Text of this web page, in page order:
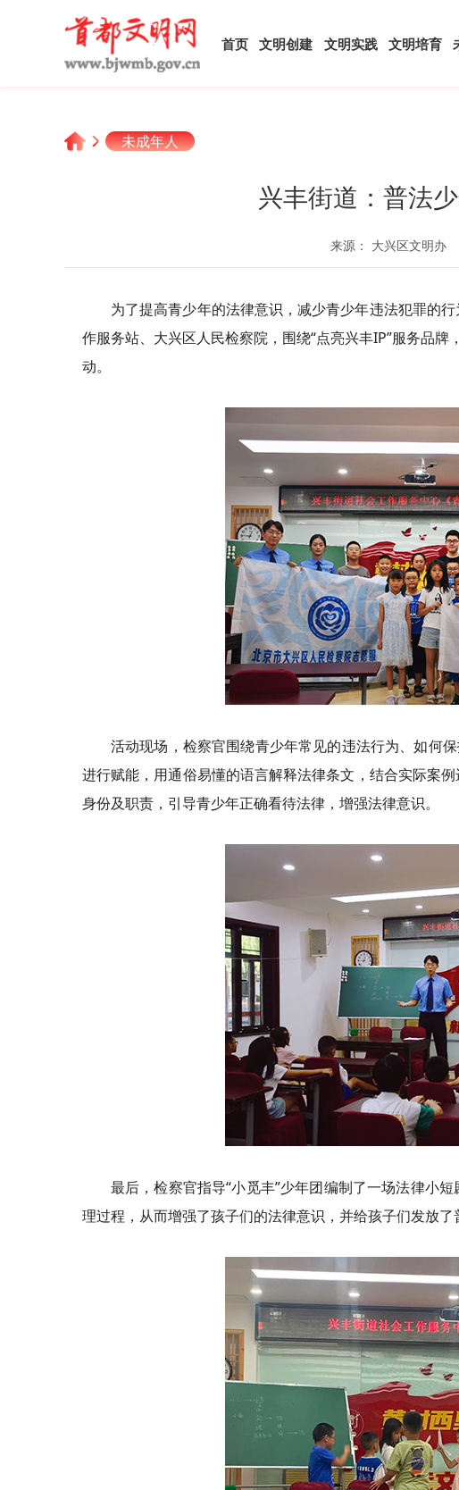
首页 文明创建 文明实践 文明培育
未成年人
兴丰街道：普法
来源： 大兴区文明办
为了提高青少年的法律意识，减少青少年违法犯罪的
作服务站、大兴区人民检察院，围绕“点亮兴丰IP”服务品
动。
活动现场，检察官围绕青少年常见的违法行为、如何
进行赋能，用通俗易懂的语言解释法律条文，结合实际案
身份及职责，引导青少年正确看待法律，增强法律意识。
最后，检察官指导“小觅丰”少年团编制了一场法律小
理过程，从而增强了孩子们的法律意识，并给孩子们发放了